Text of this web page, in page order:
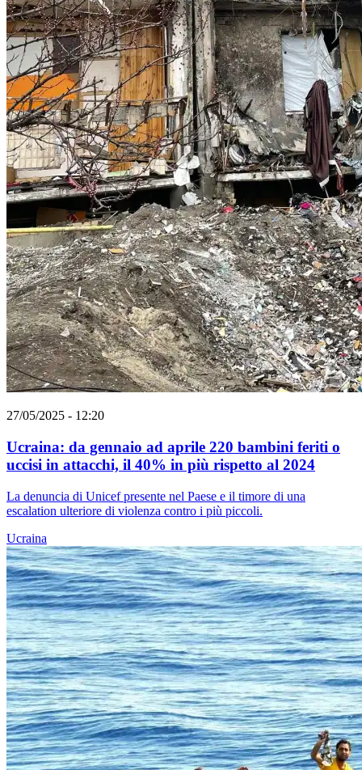
27/05/2025 - 12:20
Ucraina: da gennaio ad aprile 220 bambini feriti o
uccisi in attacchi, il 40% in più rispetto al 2024
La denuncia di Unicef presente nel Paese e il timore di una
escalation ulteriore di violenza contro i più piccoli.
Ucraina